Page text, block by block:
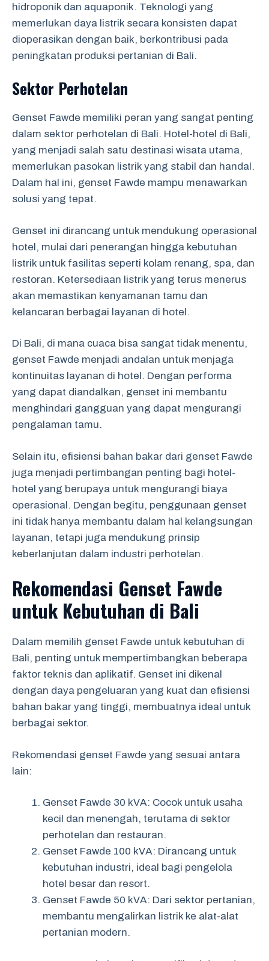
hidroponik dan aquaponik. Teknologi yang
memerlukan daya listrik secara konsisten dapat
dioperasikan dengan baik, berkontribusi pada
peningkatan produksi pertanian di Bali.
Sektor Perhotelan
Genset Fawde memiliki peran yang sangat penting
dalam sektor perhotelan di Bali. Hotel-hotel di Bali,
yang menjadi salah satu destinasi wisata utama,
memerlukan pasokan listrik yang stabil dan handal.
Dalam hal ini, genset Fawde mampu menawarkan
solusi yang tepat.
Genset ini dirancang untuk mendukung operasional
hotel, mulai dari penerangan hingga kebutuhan
listrik untuk fasilitas seperti kolam renang, spa, dan
restoran. Ketersediaan listrik yang terus menerus
akan memastikan kenyamanan tamu dan
kelancaran berbagai layanan di hotel.
Di Bali, di mana cuaca bisa sangat tidak menentu,
genset Fawde menjadi andalan untuk menjaga
kontinuitas layanan di hotel. Dengan performa
yang dapat diandalkan, genset ini membantu
menghindari gangguan yang dapat mengurangi
pengalaman tamu.
Selain itu, efisiensi bahan bakar dari genset Fawde
juga menjadi pertimbangan penting bagi hotel-
hotel yang berupaya untuk mengurangi biaya
operasional. Dengan begitu, penggunaan genset
ini tidak hanya membantu dalam hal kelangsungan
layanan, tetapi juga mendukung prinsip
keberlanjutan dalam industri perhotelan.
Rekomendasi Genset Fawde
untuk Kebutuhan di Bali
Dalam memilih genset Fawde untuk kebutuhan di
Bali, penting untuk mempertimbangkan beberapa
faktor teknis dan aplikatif. Genset ini dikenal
dengan daya pengeluaran yang kuat dan efisiensi
bahan bakar yang tinggi, membuatnya ideal untuk
berbagai sektor.
Rekomendasi genset Fawde yang sesuai antara
lain:
Genset Fawde 30 kVA: Cocok untuk usaha
kecil dan menengah, terutama di sektor
perhotelan dan restauran.
Genset Fawde 100 kVA: Dirancang untuk
kebutuhan industri, ideal bagi pengelola
hotel besar dan resort.
Genset Fawde 50 kVA: Dari sektor pertanian,
membantu mengalirkan listrik ke alat-alat
pertanian modern.